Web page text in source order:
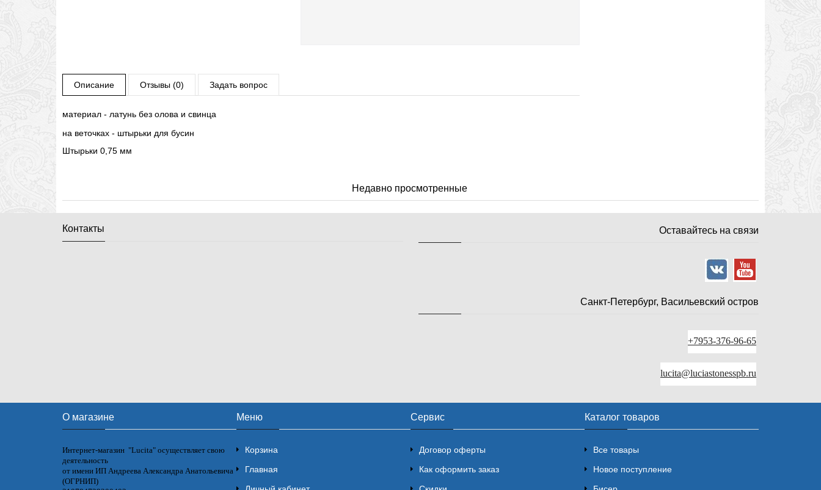
Описание Отзывы (0) Задать вопрос
материал - латунь без олова и свинца
на веточках - штырьки для бусин
Штырьки 0,75 мм
Недавно просмотренные
Контакты Оставайтесь на связи
Санкт-Петербург, Васильевский остров
+7953-376-96-65
lucita@luciastonesspb.ru
О магазине
Интернет-магазин "Lucita" осуществляет свою
деятельность
от имени ИП Андреева Александра Анатольевича
(ОГРНИП)
Меню
Корзина
Главная
Сервис
Договор оферты
Как оформить заказ
Каталог товаров
Все товары
Новое поступление